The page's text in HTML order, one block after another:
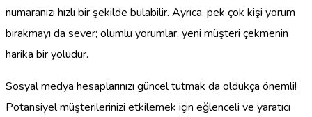
numaranızı hızlı bir şekilde bulabilir. Ayrıca, pek çok kişi yorum
bırakmayı da sever; olumlu yorumlar, yeni müşteri çekmenin
harika bir yoludur.
Sosyal medya hesaplarınızı güncel tutmak da oldukça önemli!
Potansiyel müşterilerinizi etkilemek için eğlenceli ve yaratıcı